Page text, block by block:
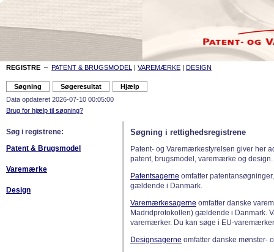
REGISTRE – PATENT & BRUGSMODEL | VAREMÆRKE | DESIGN
Data opdateret 2026-07-10 00:05:00
Brug for hjælp til søgning?
Søg i registrene:
Patent & Brugsmodel
Varemærke
Design
Søgning i rettighedsregistrene
Patent- og Varemærkestyrelsen giver her
patent, brugsmodel, varemærke og design.
Patentsagerne omfatter
gældende i Danmark.
Varemærkesagerne omfatter danske
Madridprotokollen) gældende i Danmark.
varemærker. Du kan søge i EU-
Designsagerne omfatter danske mønster-